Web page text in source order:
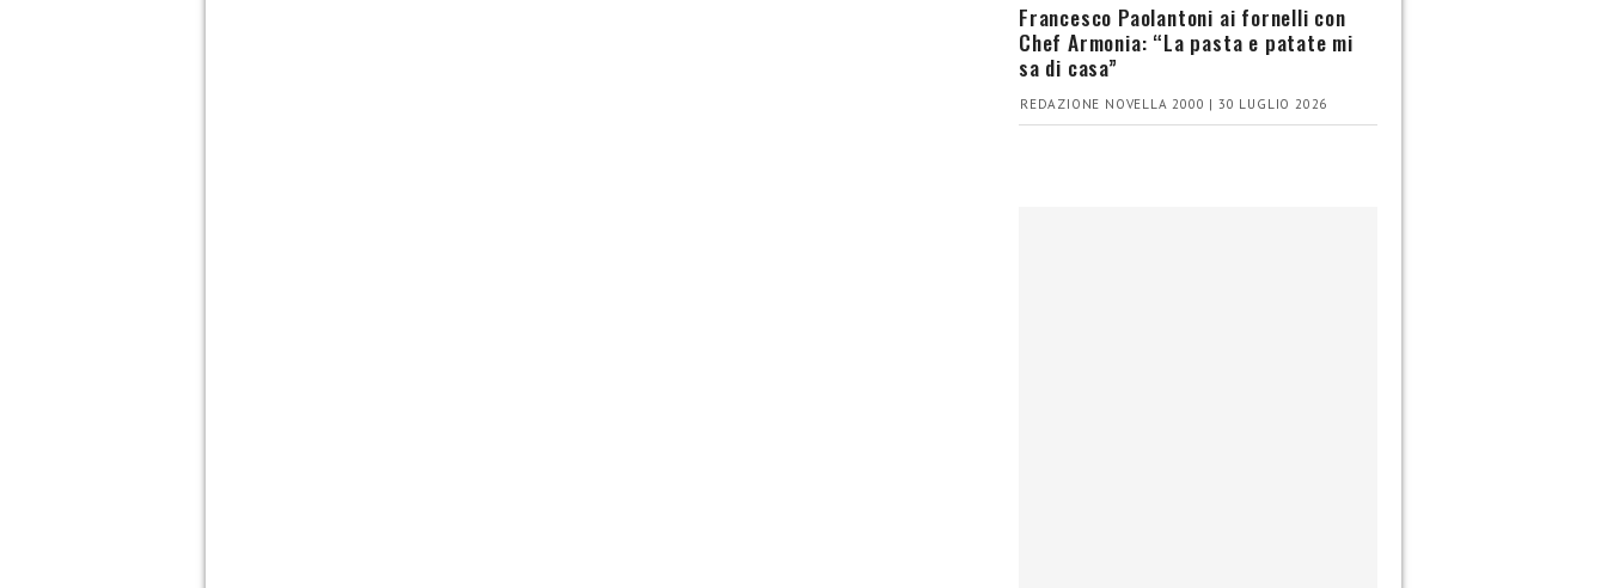
Francesco Paolantoni ai fornelli con
Chef Armonia: “La pasta e patate mi
sa di casa”
REDAZIONE NOVELLA 2000 | 30 LUGLIO 2026